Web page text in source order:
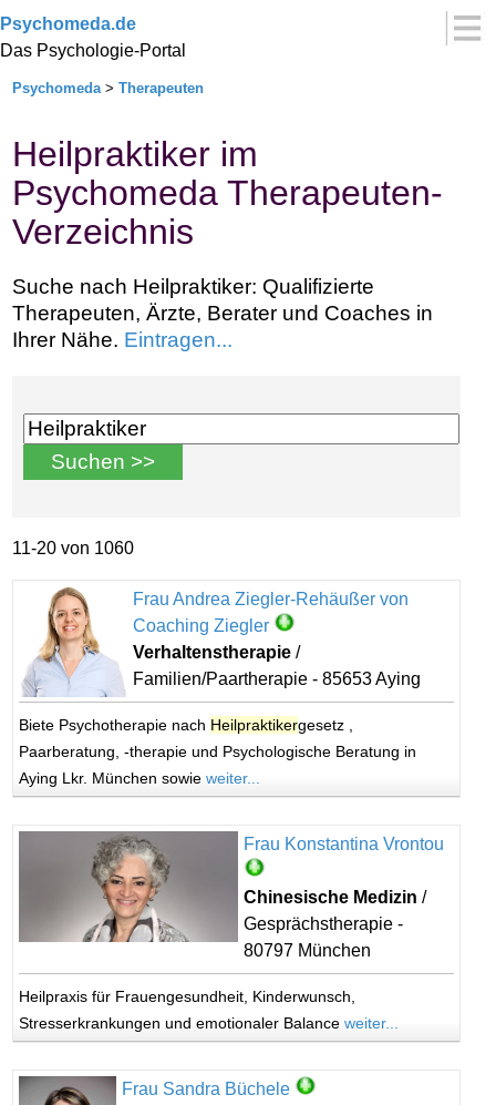
Psychomeda.de
Das Psychologie-Portal
Psychomeda>Therapeuten
Heilpraktiker im
Psychomeda Therapeuten-
Verzeichnis
Suche nach Heilpraktiker: Qualifizierte
Therapeuten, Ärzte, Berater und Coaches in
Ihrer Nähe. Eintragen...
11-20 von 1060
Frau Andrea Ziegler-Rehäußer von
Coaching Ziegler
Verhaltenstherapie/
Familien/Paartherapie - 85653 Aying
Biete Psychotherapie nach Heilpraktikergesetz ,
Paarberatung, -therapie und Psychologische Beratung in
Aying Lkr. München sowieweiter...
Frau Konstantina Vrontou
Chinesische Medizin /
Gesprächstherapie -
80797 München
Heilpraxis für Frauengesundheit, Kinderwunsch,
Stresserkrankungen und emotionaler Balanceweiter...
Frau Sandra Büchele